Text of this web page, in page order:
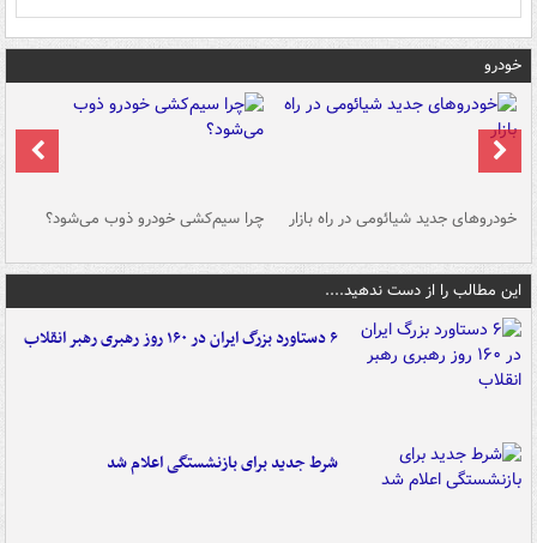
خودرو
خودروهای جدید شیائومی در راه بازار چرا سیم‌کشی خودرو ذوب می‌شود؟
این مطالب را از دست ندهید....
۶ دستاورد بزرگ ایران در ۱۶۰ روز رهبری رهبر انقلاب
شرط جدید برای بازنشستگی اعلام شد